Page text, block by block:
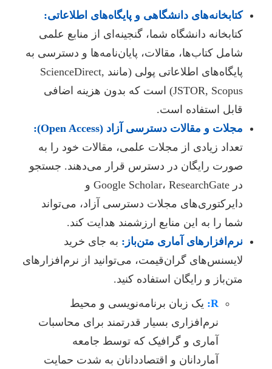
کتابخانه‌های دانشگاهی و پایگاه‌های اطلاعاتی:
کتابخانه دانشگاه شما، گنجینه‌ای از منابع علمی
شامل کتاب‌ها، مقالات، پایان‌نامه‌ها و دسترسی به
پایگاه‌های اطلاعاتی پولی (مانند ScienceDirect,
JSTOR, Scopus) است که بدون هزینه اضافی
قابل استفاده است.
مجلات و مقالات دسترسی آزاد (Open Access):
تعداد زیادی از مجلات علمی، مقالات خود را به
صورت رایگان در دسترس قرار می‌دهند. جستجو
در Google Scholar، ResearchGate و
دایرکتوری‌های مجلات دسترسی آزاد، می‌تواند
شما را به این منابع ارزشمند هدایت کند.
نرم‌افزارهای آماری متن‌باز: به جای خرید
لایسنس‌های گران‌قیمت، می‌توانید از نرم‌افزارهای
متن‌باز و رایگان استفاده کنید.
R: یک زبان برنامه‌نویسی و محیط
نرم‌افزاری بسیار قدرتمند برای محاسبات
آماری و گرافیک که توسط جامعه
آماردانان و اقتصاددانان به شدت حمایت